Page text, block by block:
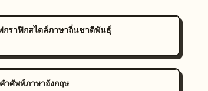
กราฟิกสไตล์ภาษาถิ่นชาติพันธุ์
ำศัพท์ภาษาอังกฤษ